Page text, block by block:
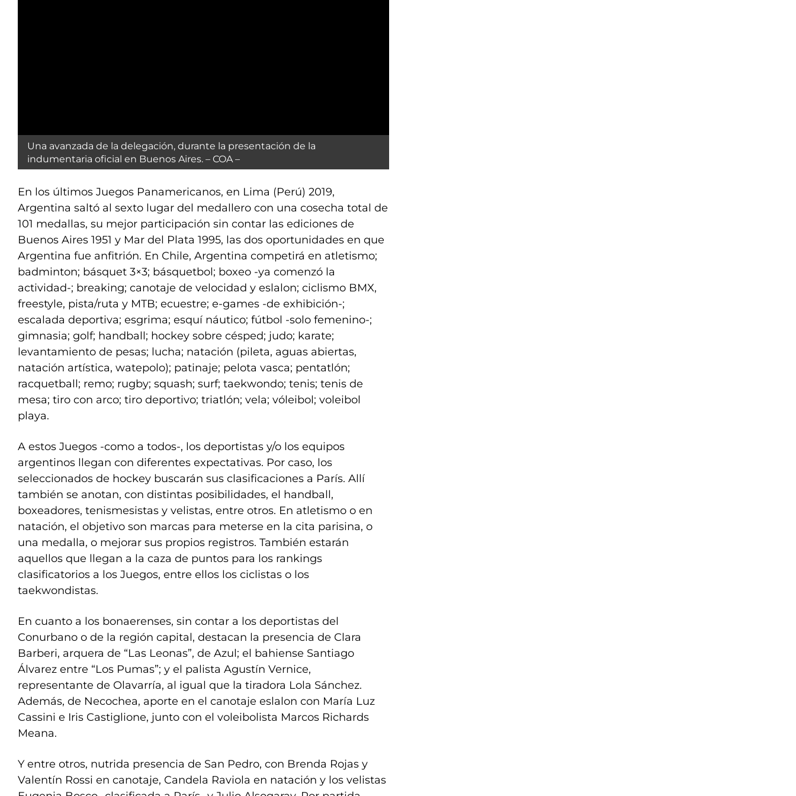
Una avanzada de la delegación, durante la presentación de la
indumentaria oficial en Buenos Aires. – COA –
En los últimos Juegos Panamericanos, en Lima (Perú) 2019,
Argentina saltó al sexto lugar del medallero con una cosecha total de
101 medallas, su mejor participación sin contar las ediciones de
Buenos Aires 1951 y Mar del Plata 1995, las dos oportunidades en que
Argentina fue anfitrión. En Chile, Argentina competirá en atletismo;
badminton; básquet 3×3; básquetbol; boxeo -ya comenzó la
actividad-; breaking; canotaje de velocidad y eslalon; ciclismo BMX,
freestyle, pista/ruta y MTB; ecuestre; e-games -de exhibición-;
escalada deportiva; esgrima; esquí náutico; fútbol -solo femenino-;
gimnasia; golf; handball; hockey sobre césped; judo; karate;
levantamiento de pesas; lucha; natación (pileta, aguas abiertas,
natación artística, watepolo); patinaje; pelota vasca; pentatlón;
racquetball; remo; rugby; squash; surf; taekwondo; tenis; tenis de
mesa; tiro con arco; tiro deportivo; triatlón; vela; vóleibol; voleibol
playa.
A estos Juegos -como a todos-, los deportistas y/o los equipos
argentinos llegan con diferentes expectativas. Por caso, los
seleccionados de hockey buscarán sus clasificaciones a París. Allí
también se anotan, con distintas posibilidades, el handball,
boxeadores, tenismesistas y velistas, entre otros. En atletismo o en
natación, el objetivo son marcas para meterse en la cita parisina, o
una medalla, o mejorar sus propios registros. También estarán
aquellos que llegan a la caza de puntos para los rankings
clasificatorios a los Juegos, entre ellos los ciclistas o los
taekwondistas.
En cuanto a los bonaerenses, sin contar a los deportistas del
Conurbano o de la región capital, destacan la presencia de Clara
Barberi, arquera de “Las Leonas”, de Azul; el bahiense Santiago
Álvarez entre “Los Pumas”; y el palista Agustín Vernice,
representante de Olavarría, al igual que la tiradora Lola Sánchez.
Además, de Necochea, aporte en el canotaje eslalon con María Luz
Cassini e Iris Castiglione, junto con el voleibolista Marcos Richards
Meana.
Y entre otros, nutrida presencia de San Pedro, con Brenda Rojas y
Valentín Rossi en canotaje, Candela Raviola en natación y los velistas